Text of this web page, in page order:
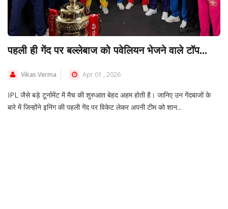
पहली ही गेंद पर बल्लेबाज को पवेलियन भेजने वाले टॉप...
Vikas Verma Apr 01 , 2026
IPL जैसे बड़े टूर्नामेंट में मैच की शुरुआत बेहद अहम होती है। जानिए उन गेंदबाजों के
बारे में जिन्होंने इनिंग की पहली गेंद पर विकेट लेकर अपनी टीम को शान...